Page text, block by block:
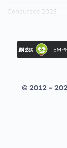
Concursos 2025
Concurso Ibama
Concurso MPU
Editais publicados
CONCURSOS POR
© 2012 -